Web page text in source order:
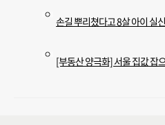
손길 뿌리쳤다고 8살 아이 실